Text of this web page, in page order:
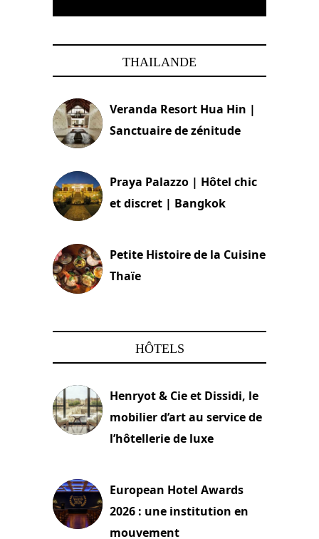
THAILANDE
Veranda Resort Hua Hin |
Sanctuaire de zénitude
Praya Palazzo | Hôtel chic
et discret | Bangkok
Petite Histoire de la Cuisine
Thaïe
HÔTELS
Henryot & Cie et Dissidi, le
mobilier d’art au service de
l’hôtellerie de luxe
European Hotel Awards
2026 : une institution en
mouvement